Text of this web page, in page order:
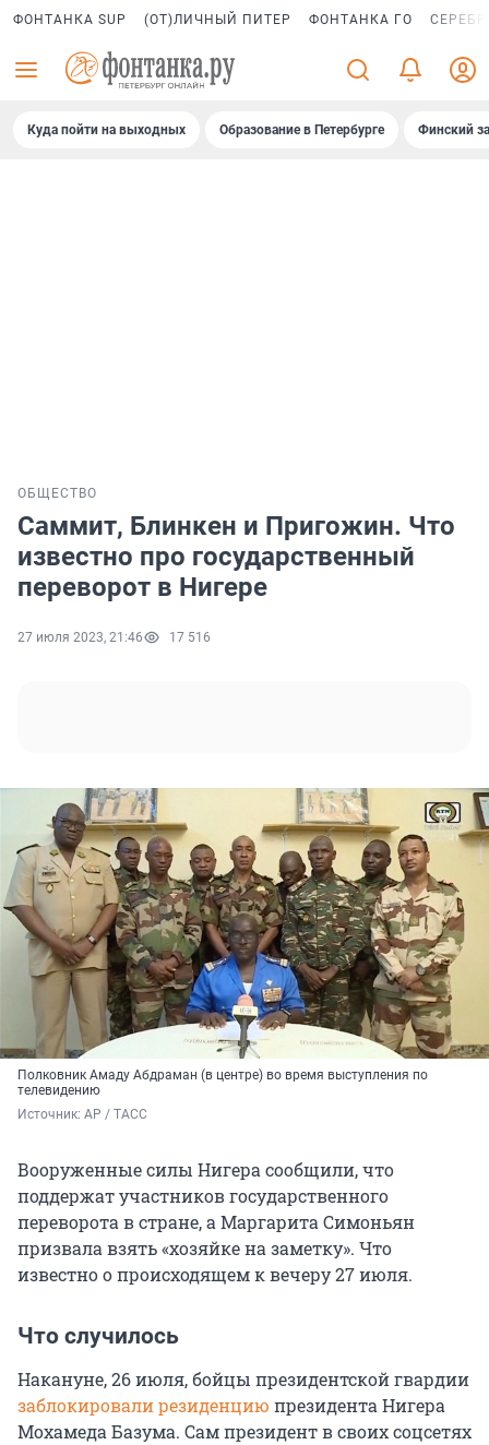
ФОНТАНКА SUP (ОТ)ЛИЧНЫЙ ПИТЕР ФОНТАНКА ГО
Куда пойти на выходных Образование в Петербурге Финский
ОБЩЕСТВО
Саммит, Блинкен и Пригожин. Что
известно про государственный
переворот в Нигере
27 июля 2023, 21:46 17 516
Полковник Амаду Абдраман (в центре) во время выступления по
телевидению
Источник: AP / ТАСС
Вооруженные силы Нигера сообщили, что
поддержат участников государственного
переворота в стране, а Маргарита Симоньян
призвала взять «хозяйке на заметку». Что
известно о происходящем к вечеру 27 июля.
Что случилось
Накануне, 26 июля, бойцы президентской гвардии
заблокировали резиденцию президента Нигера
Мохамеда Базума. Сам президент в своих соцсетях